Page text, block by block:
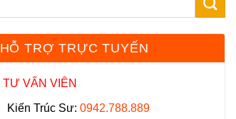
HỖ TRỢ TRỰC TUYẾN
TƯ VẤN VIÊN
Kiến Trúc Sư: 0942.788.889